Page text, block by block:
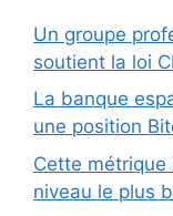
Un groupe
soutient la loi
La banque
une position
Cette métrique
niveau le plus